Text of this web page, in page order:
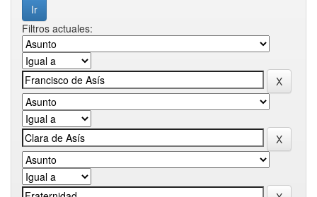
Filtros actuales: